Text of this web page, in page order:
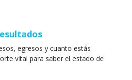
egresos y cuanto estás
vital para saber el estado de